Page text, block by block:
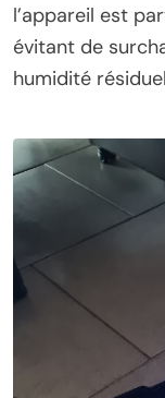
l’appareil est
évitant de
humidité